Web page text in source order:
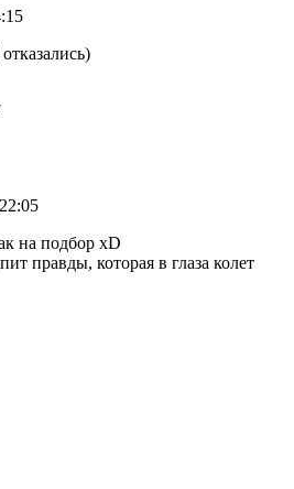
на подбор xD
правды, которая в глаза колет